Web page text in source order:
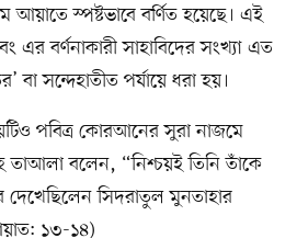
আয়াতে স্পষ্টভাবে বর্ণিত হয়েছে। এই
এর বর্ণনাকারী সাহাবিদের সংখ্যা এত
বা সন্দেহাতীত পর্যায়ে ধরা হয়।
পবিত্র কোরআনের সুরা নাজমে
তাআলা বলেন, “নিশ্চয়ই তিনি তাঁকে
সিদরাতুল মুনতাহার
১৩-১৪)